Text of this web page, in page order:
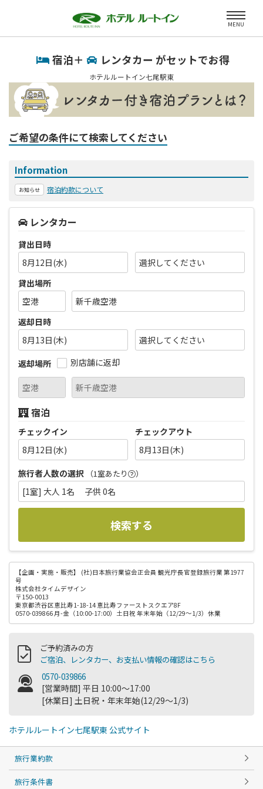
MENU
宿泊＋ レンタカー がセットでお得
ホテルルートイン七尾駅東
ご希望の条件にて検索してください
Information
お知らせ 宿泊約款について
レンタカー
貸出日時
8月12日(水)
貸出場所
返却日時
8月13日(木)
返却場所
別店舗に返却
宿泊
チェックイン
8月12日(水)
チェックアウト
8月13日(木)
旅行者人数の選択
（1室あたり ）
[1室] 大人 1名 子供 0名
検索する
【企画・実施・販売】
(社)日本旅行業協会正会員 観光庁長官登録旅行業 第1977
号
株式会社タイムデザイン
〒150-0013
東京都渋谷区恵比寿1-18-14 恵比寿ファーストスクエア8F
0570-039866 月-金（10:00-17:00）土日祝 年末年始（12/29～1/3）休業
ご予約済みの方
ご宿泊、レンタカー、お支払い情報の確認はこちら
0570-039866
[営業時間] 平日 10:00～17:00
[休業日] 土日祝・年末年始(12/29～1/3)
ホテルルートイン七尾駅東 公式サイト
旅行業約款
旅行条件書